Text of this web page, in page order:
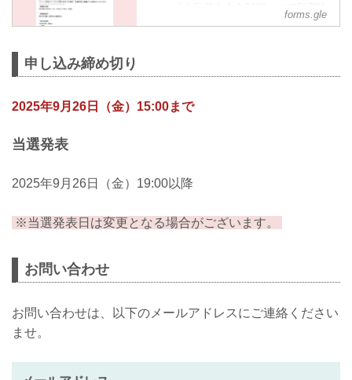
＼＼＼『北区花火大会2025』にてRIZIN
シートの増席が決定いたしました！！／
ます。イベントに参加可能な方のみ、お
場合、抽選内容に影響がでる場合がござ
ーーーーーーーーーーーーーーー
【開催日時】
forms.gle
申し込み締め切り
2025年9月26日（金）15:00まで
当選発表
2025年9月26日（金）19:00以降
※当選発表日は変更となる場合がございます。
お問い合わせ
お問い合わせは、以下のメールアドレスにご連絡ください
ませ。